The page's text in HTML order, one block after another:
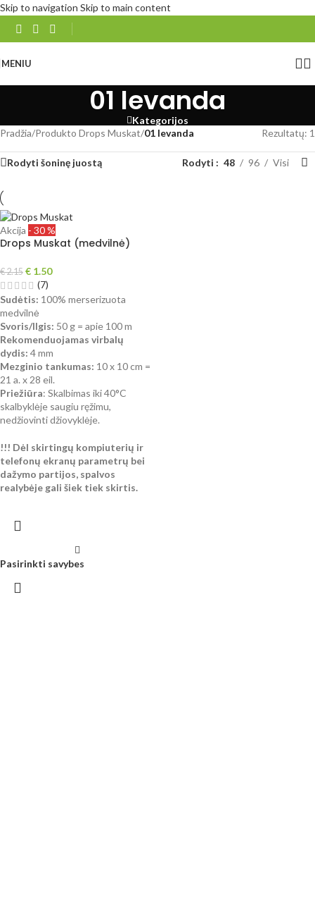
Skip to navigation Skip to main content
MENIU
01 levanda
Kategorijos
Pradžia/Produkto Drops Muskat/01 levanda Rezultatų: 1
Rodyti šoninę juostą Rodyti 48 96 Visi
Akcija - 30 %
Drops Muskat (medvilnė)
€2.15 € 1.50
(7)
Sudėtis: 100% merserizuota
medvilnė
Svoris/Ilgis: 50 g = apie 100 m
Rekomenduojamas virbalų
dydis: 4 mm
Mezginio tankumas: 10 x 10 cm =
21 a. x 28 eil.
Priežiūra: Skalbimas iki 40°C
skalbyklėje saugiu ręžimu,
nedžiovinti džiovyklėje.
!!! Dėl skirtingų kompiuterių ir
telefonų ekranų parametrų bei
dažymo partijos, spalvos
realybėje gali šiek tiek skirtis.
Pasirinkti savybes